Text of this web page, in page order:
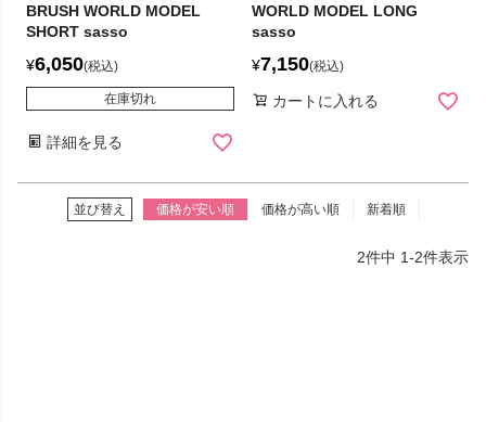
BRUSH WORLD MODEL
SHORT sasso
¥6,050 税込
在庫切れ
詳細を見る
WORLD MODEL LONG
sasso
¥7,150 税込
カートに入れる
並び替え 価格が安い順 価格が高い順 新着順
2件中 1-2件表示